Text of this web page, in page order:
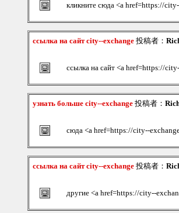
кликните сюда <a href=https://
ссылка на сайт city--exchange 投稿者：
ссылка на сайт <a href=https://
узнать больше city--exchange 投稿者：
сюда <a href=https://city--
ссылка на сайт city--exchange 投稿者：
другие <a href=https://city--